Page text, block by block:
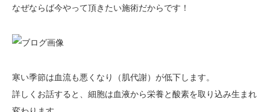
なぜならば今やって頂きたい施術だからです！
寒い季節は血流も悪くなり（肌代謝）が低下します。
詳しくお話すると、細胞は血液から栄養と酸素を取り込み生まれ